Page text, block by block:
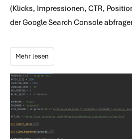
(Klicks, Impressionen, CTR,
der Google Search Console
Mehr lesen